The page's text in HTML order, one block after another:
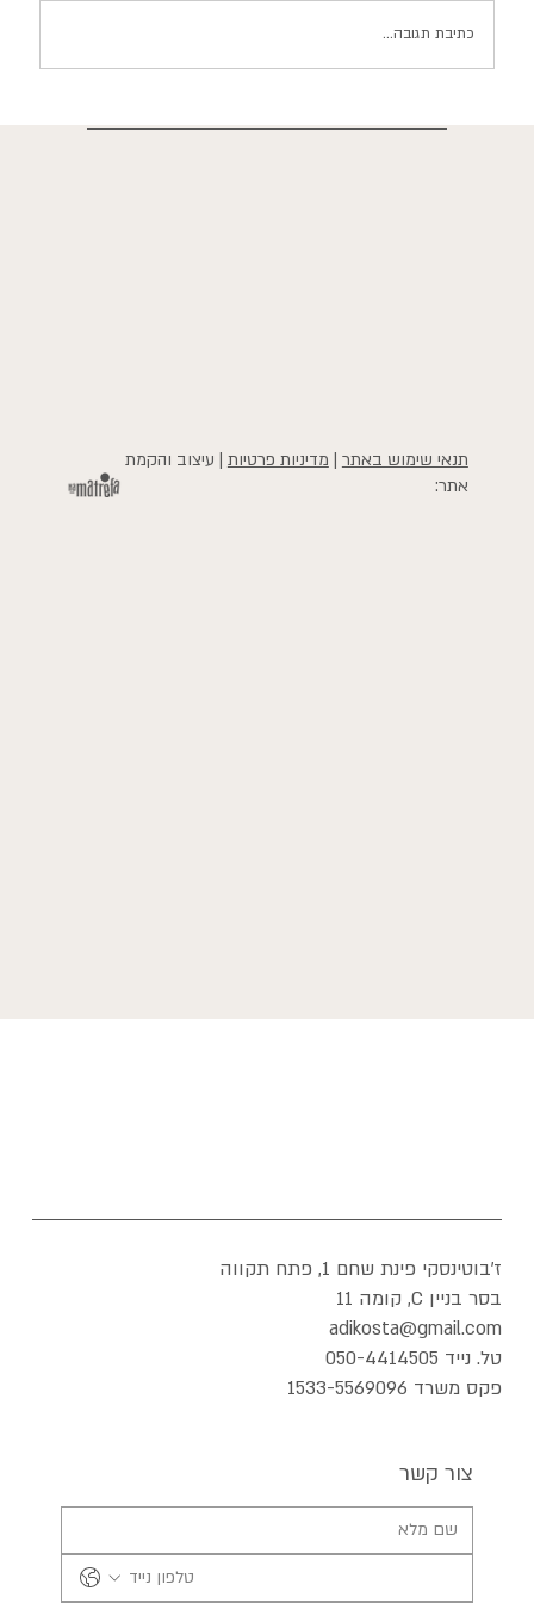
הזכויות שלך מול המוסד לביטוח לאומי
כתיבת תגובה...
תנאי שימוש באתר | מדיניות פרטיות | עיצוב והקמת
אתר:
צור קשר
ז'בוטינסקי פינת שחם 1, פתח תקווה
בסר בניין C, קומה 11
adikosta@gmail.com
טל. נייד 050-4414505
פקס משרד 1533-5569096